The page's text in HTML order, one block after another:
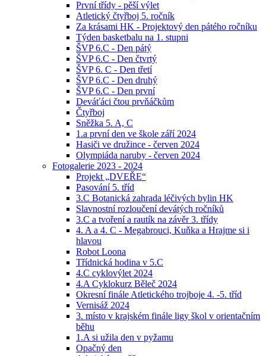
První třídy - pěší výlet
Atletický čtyřboj 5. ročník
Za krásami HK - Projektový den pátého ročníku
Týden basketbalu na 1. stupni
ŠVP 6.C - Den pátý
ŠVP 6.C - Den čtvrtý
ŠVP 6. C - Den třetí
ŠVP 6.C - Den druhý
ŠVP 6.C - Den první
Deváťáci čtou prvňáčkům
Čtyřboj
Sněžka 5. A, C
1.a první den ve škole září 2024
Hasiči ve družince - červen 2024
Olympiáda naruby - červen 2024
Fotogalerie 2023 - 2024
Projekt „DVEŘE“
Pasování 5. tříd
3.C Botanická zahrada léčivých bylin HK
Slavnostní rozloučení devátých ročníků
3.C a tvoření a rautík na závěr 3. třídy
4. A a 4. C - Megabrouci, Kuňka a Hrajme si i
hlavou
Robot Loona
Třídnická hodina v 5.C
4.C cyklovýlet 2024
4.A Cyklokurz Běleč 2024
Okresní finále Atletického trojboje 4. -5. tříd
Vernisáž 2024
3. místo v krajském finále ligy škol v orientačním
běhu
1.A si užila den v pyžamu
Opačný den